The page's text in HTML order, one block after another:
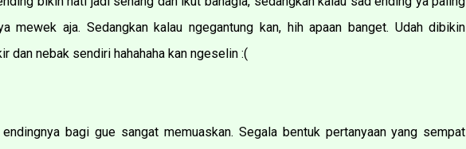
mewek aja. Sedangkan kalau ngegantung kan, hih apaan banget. Udah dibikin
dan nebak sendiri hahahaha kan ngeselin :(
bagi gue sangat memuaskan. Segala bentuk pertanyaan yang sempat